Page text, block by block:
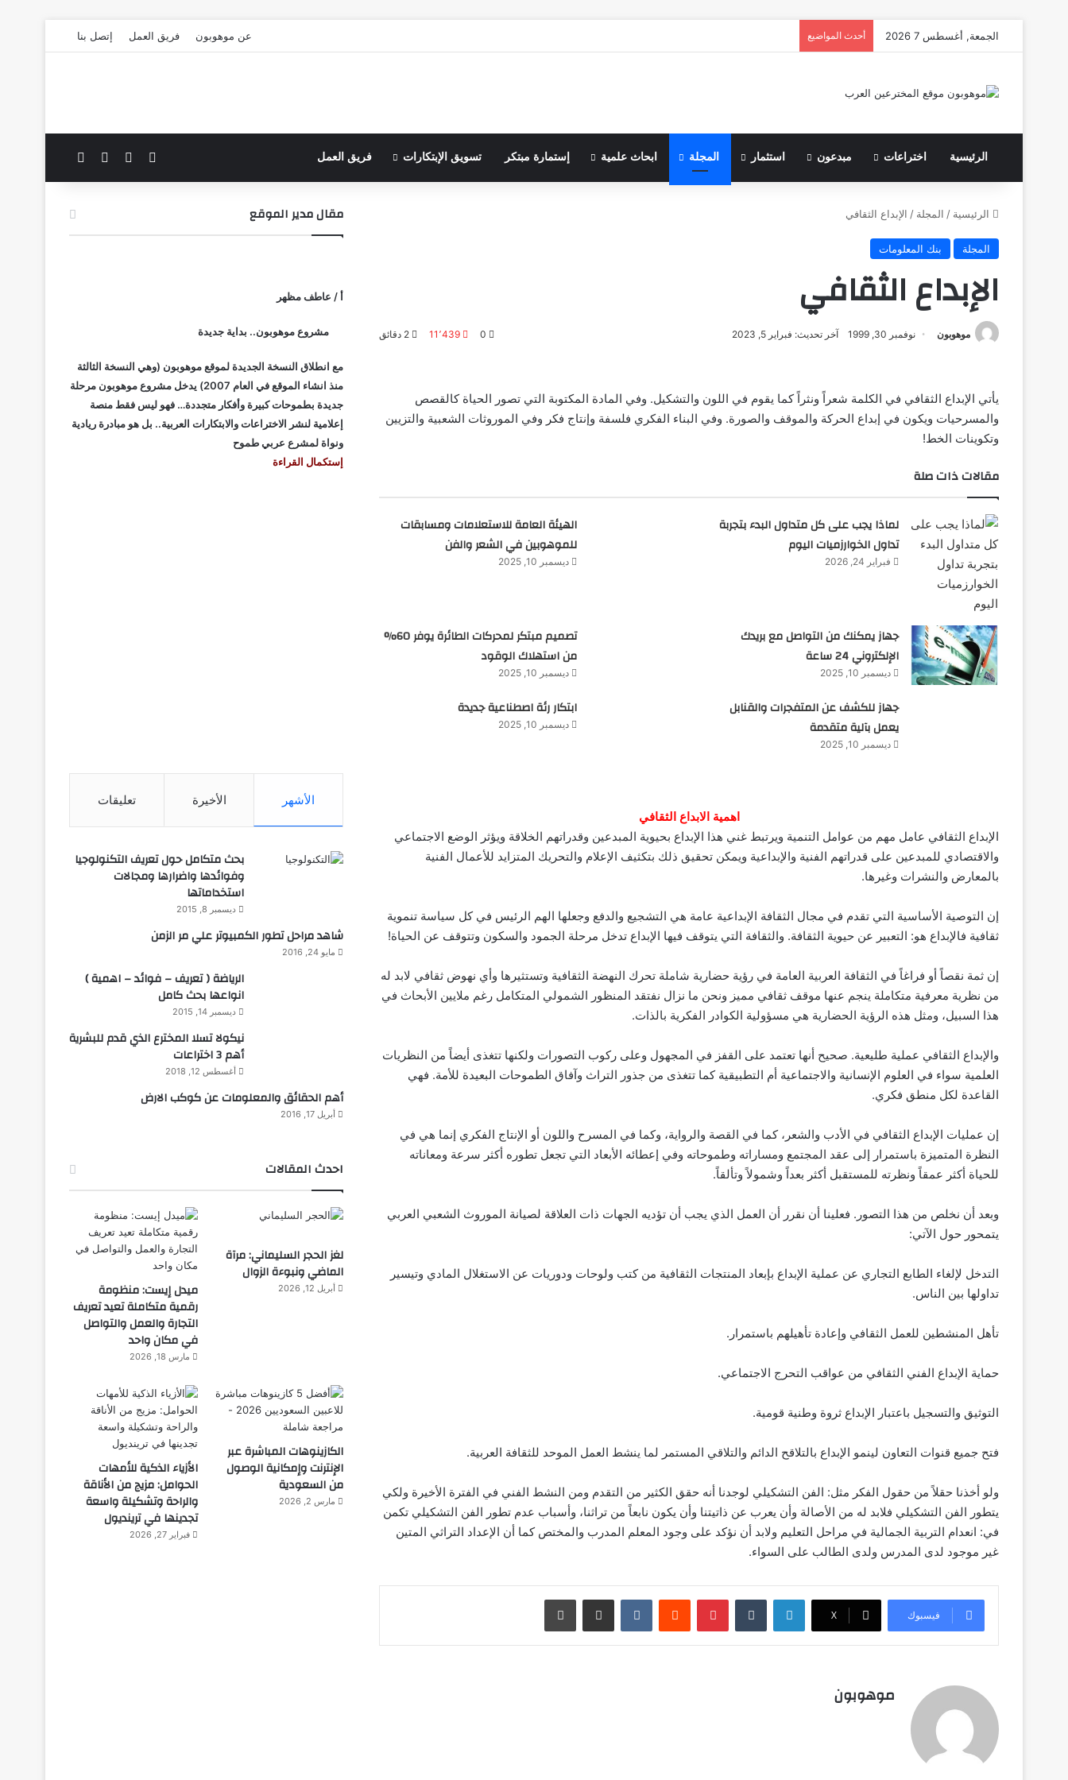
الجمعة, أغسطس 7 2026 أحدث المواضيع عن موهوبون فريق العمل إتصل بنا
الرئيسية اختراعات مبدعون استثمار المجلة ابحاث علمية إستمارة مبتكر تسويق الإبتكارات فريق العمل فيسبوك الوضع المظلم
الرئيسية / المجلة / الإبداع الثقافي
المجلة بنك المعلومات
الإبداع الثقافي
موهوبون نوفمبر 30, 1999 آخر تحديث: فبراير 5, 2023 0 11٬439
يأتي الإبداع الثقافي في الكلمة شعراً ونثراً كما يقوم في اللون والتشكيل. وفي المادة المكتوبة التي تصور الحياة كالقصص
والمسرحيات ويكون في إبداع الحركة والموقف والصورة. وفي البناء الفكري فلسفة وإنتاج فكر وفي الموروثات الشعبية والتزيين
وتكوينات الخط!
مقالات ذات صلة
لماذا يجب على كل متداول البدء بتجربة
تداول الخوارزميات اليوم
فبراير 24, 2026
الهيئة العامة للاستعلامات ومسابقات
للموهوبين في الشعر والفن
ديسمبر 10, 2025
جهاز يمكنك من التواصل مع بريدك
الإلكتروني 24 ساعة
ديسمبر 10, 2025
تصميم مبتكر لمحركات الطائرة يوفر 60%
من استهلاك الوقود
ديسمبر 10, 2025
جهاز للكشف عن المتفجرات والقنابل
يعمل بآلية متقدمة
ديسمبر 10, 2025
ابتكار رئة اصطناعية جديدة
ديسمبر 10, 2025
اهمية الابداع الثقافي
الإبداع الثقافي عامل مهم من عوامل التنمية ويرتبط غني هذا الإبداع بحيوية المبدعين وقدراتهم الخلاقة ويؤثر الوضع الاجتماعي
والاقتصادي للمبدعين على قدراتهم الفنية والإبداعية ويمكن تحقيق ذلك بتكثيف الإعلام والتحريك المتزايد للأعمال الفنية
بالمعارض والنشرات وغيرها.
إن التوصية الأساسية التي تقدم في مجال الثقافة الإبداعية عامة هي التشجيع والدفع وجعلها الهم الرئيس في كل سياسة تنموية
ثقافية فالإبداع هو: التعبير عن حيوية الثقافة. والثقافة التي يتوقف فيها الإبداع تدخل مرحلة الجمود والسكون وتتوقف عن الحياة!
إن ثمة نقصاً أو فراغاً في الثقافة العربية العامة في رؤية حضارية شاملة تحرك النهضة الثقافية وتستثيرها وأي نهوض ثقافي لابد له
من نظرية معرفية متكاملة ينجم عنها موقف ثقافي مميز ونحن ما نزال نفتقد المنظور الشمولي المتكامل رغم ملايين الأبحاث في
هذا السبيل، ومثل هذه الرؤية الحضارية هي مسؤولية الكوادر الفكرية بالذات.
والإبداع الثقافي عملية طليعية. صحيح أنها تعتمد على القفز في المجهول وعلى ركوب التصورات ولكنها تتغذى أيضاً من النظريات
العلمية سواء في العلوم الإنسانية والاجتماعية أم التطبيقية كما تتغذى من جذور التراث وآفاق الطموحات البعيدة للأمة. فهي
القاعدة لكل منطق فكري.
إن عمليات الإبداع الثقافي في الأدب والشعر، كما في القصة والرواية، وكما في المسرح واللون أو الإنتاج الفكري إنما هي في
النظرة المتميزة باستمرار إلى عقد المجتمع ومساراته وطموحاته وفي إعطائه الأبعاد التي تجعل تطوره أكثر سرعة ومعاناته
للحياة أكثر عمقاً ونظرته للمستقبل أكثر بعداً وشمولاً وتألقاً.
وبعد أن نخلص من هذا التصور. فعلينا أن نقرر أن العمل الذي يجب أن تؤديه الجهات ذات العلاقة لصيانة الموروث الشعبي العربي
يتمحور حول الآتي:
التدخل لإلغاء الطابع التجاري عن عملية الإبداع بإبعاد المنتجات الثقافية من كتب ولوحات ودوريات عن الاستغلال المادي وتيسير
تداولها بين الناس.
تأهل المنشطين للعمل الثقافي وإعادة تأهيلهم باستمرار.
حماية الإبداع الفني الثقافي من عواقب التحرج الاجتماعي.
التوثيق والتسجيل باعتبار الإبداع ثروة وطنية قومية.
فتح جميع قنوات التعاون لينمو الإبداع بالتلاقح الدائم والتلاقي المستمر لما ينشط العمل الموحد للثقافة العربية.
ولو أخذنا حقلاً من حقول الفكر مثل: الفن التشكيلي لوجدنا أنه حقق الكثير من التقدم ومن النشط الفني في الفترة الأخيرة ولكي
يتطور الفن التشكيلي فلابد له من الأصالة وأن يعرب عن ذاتيتنا وأن يكون نابعاً من تراثنا، وأسباب عدم تطور الفن التشكيلي تكمن
في: انعدام التربية الجمالية في مراحل التعليم ولابد أن نؤكد على وجود المعلم المدرب والمختص كما أن الإعداد التراثي المتين
غير موجود لدى المدرس ولدى الطالب على السواء.
فيسبوك ‫X
لينكدإن بينتيريست
موهوبون
مقال مدير الموقع
أ / عاطف مظهر
مشروع موهوبون.. بداية جديدة
مع انطلاق النسخة الجديدة لموقع موهوبون (وهي النسخة الثالثة
منذ انشاء الموقع في العام 2007) يدخل مشروع موهوبون مرحلة
جديدة بطموحات كبيرة وأفكار متجددة… فهو ليس فقط منصة
إعلامية لنشر الاختراعات والابتكارات العربية.. بل هو مبادرة ريادية
ونواة لمشرع عربي طموح
إستكمال القراءة
الأشهر الأخيرة تعليقات
بحث متكامل حول تعريف التكنولوجيا
وفوائدها واضرارها ومجالات
استخداماتها
ديسمبر 8, 2015
شاهد مراحل تطور الكمبيوتر علي مر الزمن
مايو 24, 2016
الرياضة ( تعريف – فوائد – اهمية )
انواعها بحث كامل
ديسمبر 14, 2015
نيكولا تسلا المخترع الذي قدم للبشرية
أهم 3 اختراعات
أغسطس 12, 2018
أهم الحقائق والمعلومات عن كوكب الارض
أبريل 17, 2016
احدث المقالات
لغز الحجر السليماني: مرآة
الماضي ونبوءة الزوال
أبريل 12, 2026
ميدل إيست: منظومة
رقمية متكاملة تعيد تعريف
التجارة والعمل والتواصل
في مكان واحد
مارس 18, 2026
الكازينوهات المباشرة عبر
الإنترنت وإمكانية الوصول
من السعودية
مارس 2, 2026
الأزياء الذكية للأمهات
الحوامل: مزيج من الأناقة
والراحة وتشكيلة واسعة
تجدينها في ترينديول
فبراير 27, 2026